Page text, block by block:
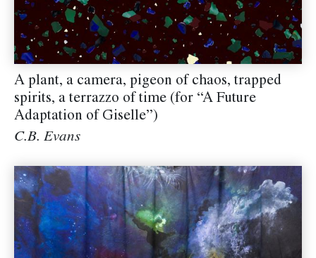
A plant, a camera, pigeon of chaos, trapped
spirits, a terrazzo of time (for “A Future
Adaptation of Giselle”)
C.B. Evans